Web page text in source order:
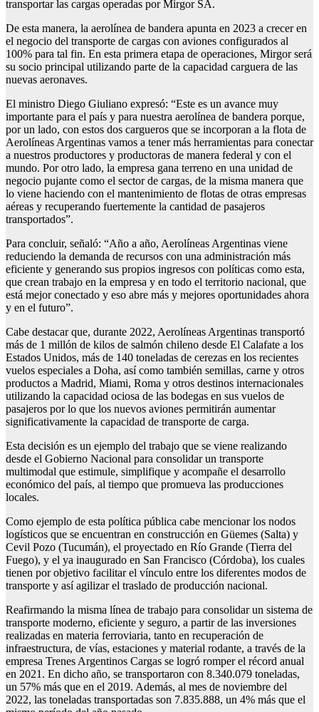
transportar las cargas operadas por Mirgor SA.
De esta manera, la aerolínea de bandera apunta en 2023 a crecer en
el negocio del transporte de cargas con aviones configurados al
100% para tal fin. En esta primera etapa de operaciones, Mirgor será
su socio principal utilizando parte de la capacidad carguera de las
nuevas aeronaves.
El ministro Diego Giuliano expresó: “Este es un avance muy
importante para el país y para nuestra aerolínea de bandera porque,
por un lado, con estos dos cargueros que se incorporan a la flota de
Aerolíneas Argentinas vamos a tener más herramientas para conectar
a nuestros productores y productoras de manera federal y con el
mundo. Por otro lado, la empresa gana terreno en una unidad de
negocio pujante como el sector de cargas, de la misma manera que
lo viene haciendo con el mantenimiento de flotas de otras empresas
aéreas y recuperando fuertemente la cantidad de pasajeros
transportados”.
Para concluir, señaló: “Año a año, Aerolíneas Argentinas viene
reduciendo la demanda de recursos con una administración más
eficiente y generando sus propios ingresos con políticas como esta,
que crean trabajo en la empresa y en todo el territorio nacional, que
está mejor conectado y eso abre más y mejores oportunidades ahora
y en el futuro”.
Cabe destacar que, durante 2022, Aerolíneas Argentinas transportó
más de 1 millón de kilos de salmón chileno desde El Calafate a los
Estados Unidos, más de 140 toneladas de cerezas en los recientes
vuelos especiales a Doha, así como también semillas, carne y otros
productos a Madrid, Miami, Roma y otros destinos internacionales
utilizando la capacidad ociosa de las bodegas en sus vuelos de
pasajeros por lo que los nuevos aviones permitirán aumentar
significativamente la capacidad de transporte de carga.
Esta decisión es un ejemplo del trabajo que se viene realizando
desde el Gobierno Nacional para consolidar un transporte
multimodal que estimule, simplifique y acompañe el desarrollo
económico del país, al tiempo que promueva las producciones
locales.
Como ejemplo de esta política pública cabe mencionar los nodos
logísticos que se encuentran en construcción en Güemes (Salta) y
Cevil Pozo (Tucumán), el proyectado en Río Grande (Tierra del
Fuego), y el ya inaugurado en San Francisco (Córdoba), los cuales
tienen por objetivo facilitar el vínculo entre los diferentes modos de
transporte y así agilizar el traslado de producción nacional.
Reafirmando la misma línea de trabajo para consolidar un sistema de
transporte moderno, eficiente y seguro, a partir de las inversiones
realizadas en materia ferroviaria, tanto en recuperación de
infraestructura, de vías, estaciones y material rodante, a través de la
empresa Trenes Argentinos Cargas se logró romper el récord anual
en 2021. En dicho año, se transportaron con 8.340.079 toneladas,
un 57% más que en el 2019. Además, al mes de noviembre del
2022, las toneladas transportadas son 7.835.888, un 4% más que el